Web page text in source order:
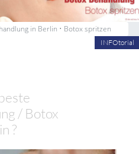
in Berlin • Botox spritzen
INFOtorial
/ Botox
?